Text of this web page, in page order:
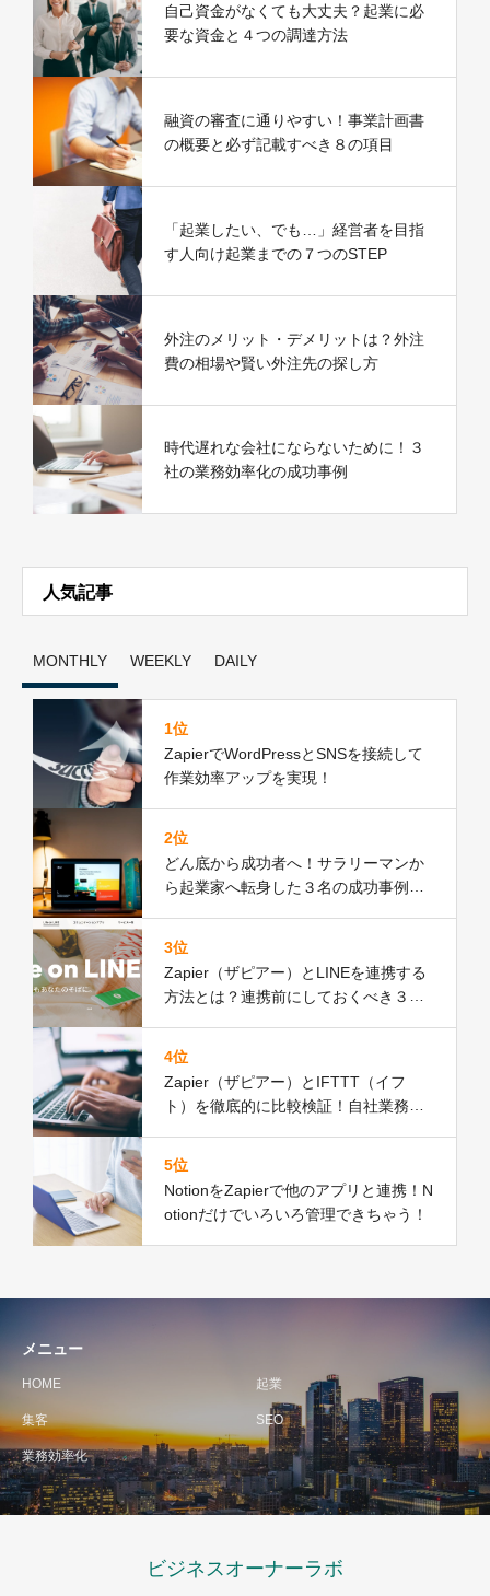
自己資金がなくても大丈夫？起業に必
要な資金と４つの調達方法
融資の審査に通りやすい！事業計画書
の概要と必ず記載すべき８の項目
「起業したい、でも…」経営者を目指
す人向け起業までの７つのSTEP
外注のメリット・デメリットは？外注
費の相場や賢い外注先の探し方
時代遅れな会社にならないために！３
社の業務効率化の成功事例
人気記事
MONTHLY WEEKLY DAILY
1位
ZapierでWordPressとSNSを接続して
作業効率アップを実現！
2位
どん底から成功者へ！サラリーマンか
ら起業家へ転身した３名の成功事例と
3位
Zapier（ザピアー）とLINEを連携する
方法とは？連携前にしておくべき３つ
4位
Zapier（ザピアー）とIFTTT（イフ
ト）を徹底的に比較検証！自社業務を
5位
NotionをZapierで他のアプリと連携！N
otionだけでいろいろ管理できちゃう！
メニュー
HOME 起業
集客 SEO
業務効率化
ビジネスオーナーラボ